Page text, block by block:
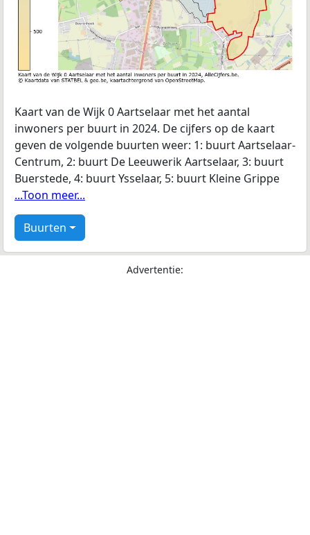
Kaart van de Wijk 0 Aartselaar met het aantal
inwoners per buurt in 2024. De cijfers op de kaart
geven de volgende buurten weer: 1: buurt Aartselaar-
Centrum, 2: buurt De Leeuwerik Aartselaar, 3: buurt
Buerstede, 4: buurt Ysselaar, 5: buurt Kleine Grippe
...Toon meer...
Buurten
Advertentie: